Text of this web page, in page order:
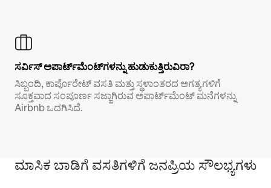
ಸರ್ವಿಸ್ ಅಪಾರ್ಟ್‌ಮೆಂಟ್‌ಗಳನ್ನು ಹುಡುಕುತ್ತಿರುವಿರಾ?
ಸಿಬ್ಬಂದಿ, ಕಾರ್ಪೊರೇಟ್ ವಸತಿ ಮತ್ತು ಸ್ಥಳಾಂತರದ ಅಗತ್ಯಗಳಿಗೆ
ಸೂಕ್ತವಾದ ಸಂಪೂರ್ಣ ಸಜ್ಜಾಗಿರುವ ಅಪಾರ್ಟ್‌ಮೆಂಟ್ ಮನೆಗಳನ್ನು
Airbnb ಒದಗಿಸಿದೆ.
ಮಾಸಿಕ ಬಾಡಿಗೆ ವಸತಿಗಳಿಗೆ ಜನಪ್ರಿಯ ಸೌಲಭ್ಯಗಳು